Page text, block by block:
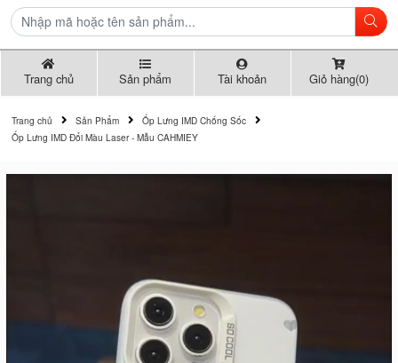
Trang chủ Sản phẩm Tài khoản Giỏ hàng(0)
Trang chủ Sản Phẩm
Ốp Lưng IMD Chống Sốc
Ốp Lưng IMD Đổi Màu Laser - Mẫu CAHMIEY